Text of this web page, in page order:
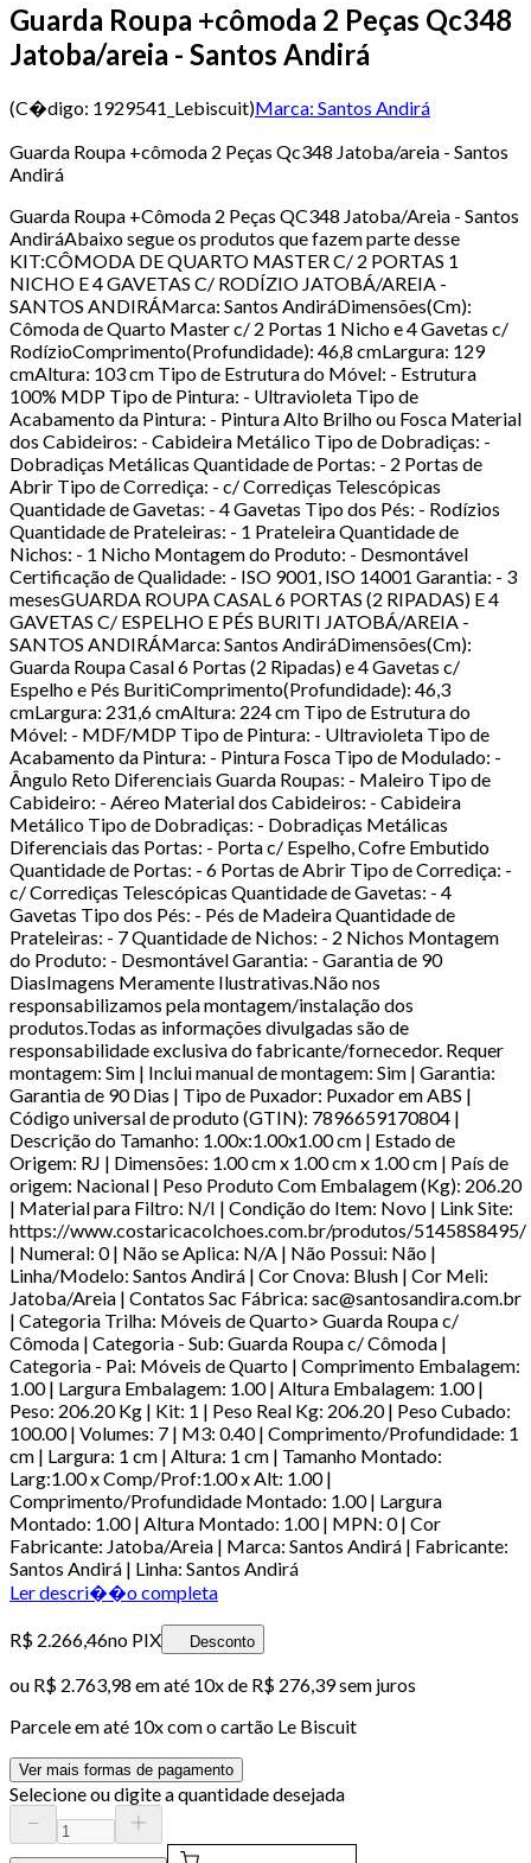
Guarda Roupa +cômoda 2 Peças Qc348
Jatoba/areia - Santos Andirá
(C�digo: 1929541_Lebiscuit)Marca: Santos Andirá
Guarda Roupa +cômoda 2 Peças Qc348 Jatoba/areia - Santos
Andirá
Guarda Roupa +Cômoda 2 Peças QC348 Jatoba/Areia - Santos
AndiráAbaixo segue os produtos que fazem parte desse
KIT:CÔMODA DE QUARTO MASTER C/ 2 PORTAS 1
NICHO E 4 GAVETAS C/ RODÍZIO JATOBÁ/AREIA -
SANTOS ANDIRÁMarca: Santos AndiráDimensões(Cm):
Cômoda de Quarto Master c/ 2 Portas 1 Nicho e 4 Gavetas c/
RodízioComprimento(Profundidade): 46,8 cmLargura: 129
cmAltura: 103 cm Tipo de Estrutura do Móvel: - Estrutura
100% MDP Tipo de Pintura: - Ultravioleta Tipo de
Acabamento da Pintura: - Pintura Alto Brilho ou Fosca Material
dos Cabideiros: - Cabideira Metálico Tipo de Dobradiças: -
Dobradiças Metálicas Quantidade de Portas: - 2 Portas de
Abrir Tipo de Corrediça: - c/ Corrediças Telescópicas
Quantidade de Gavetas: - 4 Gavetas Tipo dos Pés: - Rodízios
Quantidade de Prateleiras: - 1 Prateleira Quantidade de
Nichos: - 1 Nicho Montagem do Produto: - Desmontável
Certificação de Qualidade: - ISO 9001, ISO 14001 Garantia: - 3
mesesGUARDA ROUPA CASAL 6 PORTAS (2 RIPADAS) E 4
GAVETAS C/ ESPELHO E PÉS BURITI JATOBÁ/AREIA -
SANTOS ANDIRÁMarca: Santos AndiráDimensões(Cm):
Guarda Roupa Casal 6 Portas (2 Ripadas) e 4 Gavetas c/
Espelho e Pés BuritiComprimento(Profundidade): 46,3
cmLargura: 231,6 cmAltura: 224 cm Tipo de Estrutura do
Móvel: - MDF/MDP Tipo de Pintura: - Ultravioleta Tipo de
Acabamento da Pintura: - Pintura Fosca Tipo de Modulado: -
Ângulo Reto Diferenciais Guarda Roupas: - Maleiro Tipo de
Cabideiro: - Aéreo Material dos Cabideiros: - Cabideira
Metálico Tipo de Dobradiças: - Dobradiças Metálicas
Diferenciais das Portas: - Porta c/ Espelho, Cofre Embutido
Quantidade de Portas: - 6 Portas de Abrir Tipo de Corrediça: -
c/ Corrediças Telescópicas Quantidade de Gavetas: - 4
Gavetas Tipo dos Pés: - Pés de Madeira Quantidade de
Prateleiras: - 7 Quantidade de Nichos: - 2 Nichos Montagem
do Produto: - Desmontável Garantia: - Garantia de 90
DiasImagens Meramente Ilustrativas.Não nos
responsabilizamos pela montagem/instalação dos
produtos.Todas as informações divulgadas são de
responsabilidade exclusiva do fabricante/fornecedor. Requer
montagem: Sim | Inclui manual de montagem: Sim | Garantia:
Garantia de 90 Dias | Tipo de Puxador: Puxador em ABS |
Código universal de produto (GTIN): 7896659170804 |
Descrição do Tamanho: 1.00x:1.00x1.00 cm | Estado de
Origem: RJ | Dimensões: 1.00 cm x 1.00 cm x 1.00 cm | País de
origem: Nacional | Peso Produto Com Embalagem (Kg): 206.20
| Material para Filtro: N/I | Condição do Item: Novo | Link Site:
https://www.costaricacolchoes.com.br/produtos/51458S8495/
| Numeral: 0 | Não se Aplica: N/A | Não Possui: Não |
Linha/Modelo: Santos Andirá | Cor Cnova: Blush | Cor Meli:
Jatoba/Areia | Contatos Sac Fábrica: sac@santosandira.com.br
| Categoria Trilha: Móveis de Quarto> Guarda Roupa c/
Cômoda | Categoria - Sub: Guarda Roupa c/ Cômoda |
Categoria - Pai: Móveis de Quarto | Comprimento Embalagem:
1.00 | Largura Embalagem: 1.00 | Altura Embalagem: 1.00 |
Peso: 206.20 Kg | Kit: 1 | Peso Real Kg: 206.20 | Peso Cubado:
100.00 | Volumes: 7 | M3: 0.40 | Comprimento/Profundidade: 1
cm | Largura: 1 cm | Altura: 1 cm | Tamanho Montado:
Larg:1.00 x Comp/Prof:1.00 x Alt: 1.00 |
Comprimento/Profundidade Montado: 1.00 | Largura
Montado: 1.00 | Altura Montado: 1.00 | MPN: 0 | Cor
Fabricante: Jatoba/Areia | Marca: Santos Andirá | Fabricante:
Santos Andirá | Linha: Santos Andirá
Ler descri��o completa
R$ 2.266,46no PIX Desconto
ou R$ 2.763,98 em até 10x de R$ 276,39 sem juros
Parcele em até 10x com o cartão Le Biscuit
Ver mais formas de pagamento
Selecione ou digite a quantidade desejada